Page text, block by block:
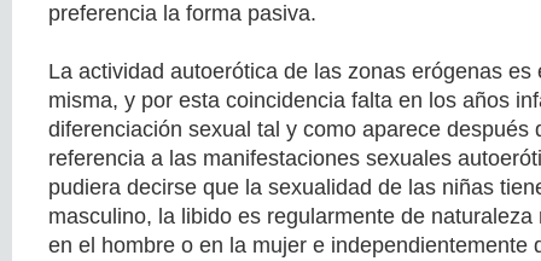
preferencia la forma pasiva.
La actividad autoerótica de las zonas erógenas es
misma, y por esta coincidencia falta en los años
diferenciación sexual tal y como aparece después
referencia a las manifestaciones sexuales
pudiera decirse que la sexualidad de las niñas
masculino, la libido es regularmente de
en el hombre o en la mujer e independientemente